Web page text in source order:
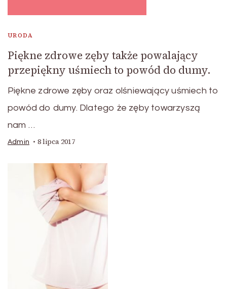
URODA
Piękne zdrowe zęby także powalający
przepiękny uśmiech to powód do dumy.
Piękne zdrowe zęby oraz olśniewający uśmiech to
powód do dumy. Dlatego że zęby towarzyszą
nam …
Admin 8 lipca 2017